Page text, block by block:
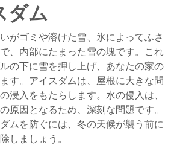
ダム
がゴミや溶けた雪、氷によってふさ
、内部にたまった雪の塊です。これ
の下に雪を押し上げ、あなたの家の
す。アイスダムは、屋根に大きな問
浸入をもたらします。水の侵入は、
原因となるため、深刻な問題です。
ムを防ぐには、冬の天候が襲う前に
しましょう。